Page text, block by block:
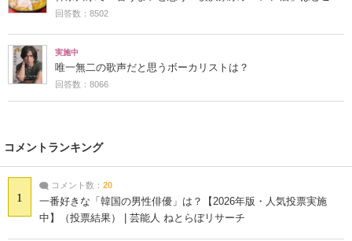
回答数：8502
実施中
唯一無二の歌声だと思うボーカリストは？
回答数：8066
コメントランキング
1
コメント数： 20
一番好きな「韓国の男性俳優」は？【2026年版・人気投票実施
中】（投票結果） | 芸能人 ねとらぼリサーチ